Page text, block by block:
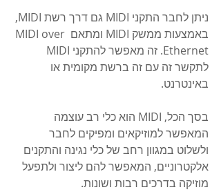
ניתן לחבר התקני MIDI גם דרך רשת MIDI,
באמצעות ממשק MIDI ומתאם MIDI over
לתקשר זה עם זה ברשת מקומית או
באינטרנט.
בסך הכל, MIDI הוא כלי רב עוצמה
המאפשר למוזיקאים ומפיקים לחבר
ולשלוט במגוון רחב של כלי נגינה והתקנים
אלקטרוניים, המאפשר להם ליצור ולתפעל
מוזיקה בדרכים רבות ושונות.